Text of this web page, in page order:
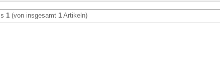
1 (von insgesamt 1 Artikeln)